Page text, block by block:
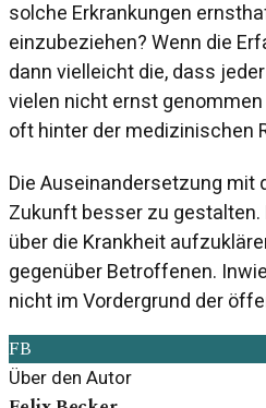
solche Erkrankungen
einzubeziehen? Wenn die
dann vielleicht die, dass
vielen nicht ernst
oft hinter der medizinischen
Die Auseinandersetzung mit
Zukunft besser zu
über die Krankheit
gegenüber Betroffenen.
nicht im Vordergrund der
FB
Über den Autor